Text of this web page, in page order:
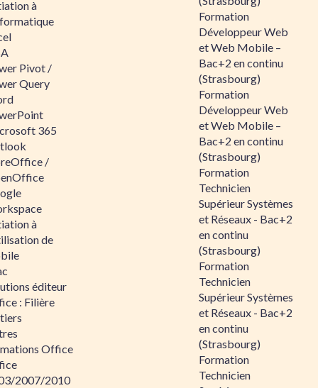
à
Pivot /
Query
365
/
à
de
éditeur
: Filière
Office
2007/2010
Formation
Développeur Web
et Web Mobile –
Bac+2 en continu
(Strasbourg)
Formation
Développeur Web
et Web Mobile –
Bac+2 en continu
(Strasbourg)
Formation
Technicien
Supérieur Systèmes
et Réseaux - Bac+2
en continu
(Strasbourg)
Formation
Technicien
Supérieur Systèmes
et Réseaux - Bac+2
en continu
(Strasbourg)
Formation
Technicien